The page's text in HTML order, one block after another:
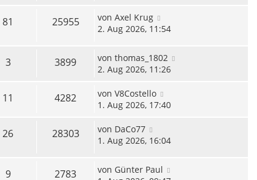
81 25955 von Axel Krug
2. Aug 2026, 11:54
3 3899 von thomas_1802
2. Aug 2026, 11:26
11 4282 von V8Costello
1. Aug 2026, 17:40
26 28303 von DaCo77
1. Aug 2026, 16:04
9 2783 von Günter Paul